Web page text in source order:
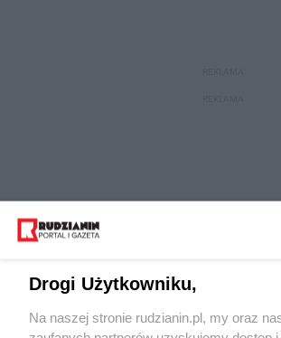
Wydawca mediów lokalnych
Drogi Użytkowniku,
Na naszej stronie rudzianin.pl, my oraz